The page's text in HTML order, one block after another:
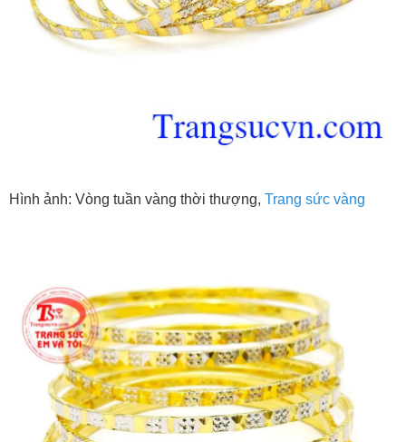
Hình ảnh: Vòng tuần vàng thời thượng, Trang sức vàng